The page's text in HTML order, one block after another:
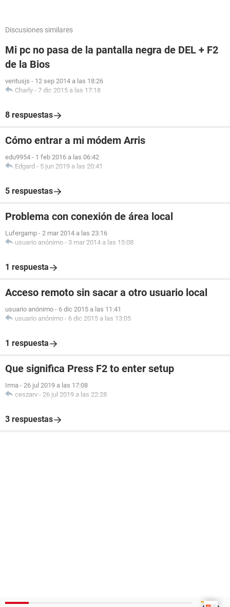
Discusiones similares
Mi pc no pasa de la pantalla negra de DEL + F2
de la Bios
ventusjs - 12 sep 2014 a las 18:26
Charly - 7 dic 2015 a las 17:18
8 respuestas
Cómo entrar a mi módem Arris
edu9954 - 1 feb 2016 a las 06:42
Edgard - 5 jun 2019 a las 20:41
5 respuestas
Problema con conexión de área local
Lufergamp - 2 mar 2014 a las 23:16
usuario anónimo - 3 mar 2014 a las 15:08
1 respuesta
Acceso remoto sin sacar a otro usuario local
usuario anónimo - 6 dic 2015 a las 11:41
usuario anónimo - 6 dic 2015 a las 13:05
1 respuesta
Que significa Press F2 to enter setup
Irma - 26 jul 2019 a las 17:08
ceszarv - 26 jul 2019 a las 22:28
3 respuestas